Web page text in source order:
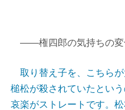
――権四郎の気持ちの変
取り替え子を、こちらが
槌松が殺されていたとい
哀楽がストレートです。